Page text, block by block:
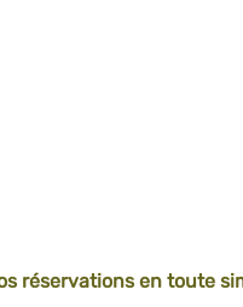
réservations en toute